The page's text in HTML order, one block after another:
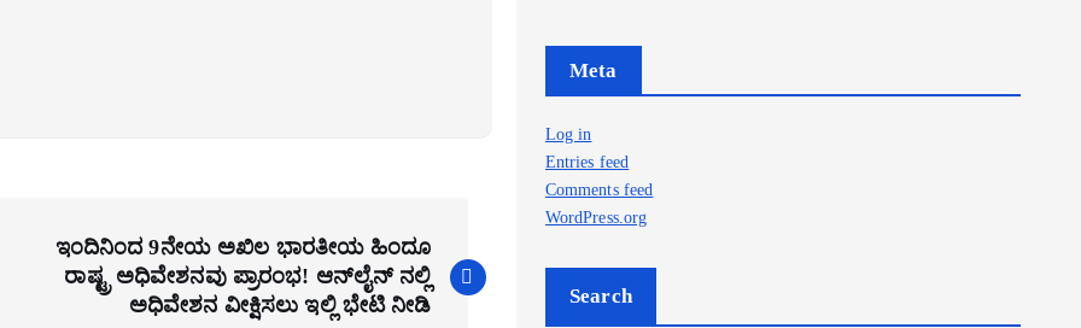
ಇಂದಿನಿಂದ 9ನೇಯ ಅಖಿಲ ಭಾರತೀಯ ಹಿಂದೂ
ರಾಷ್ಟ್ರ ಅಧಿವೇಶನವು ಪ್ರಾರಂಭ! ಆನ್‌ಲೈನ್ ನಲ್ಲಿ
ಅಧಿವೇಶನ ವೀಕ್ಷಿಸಲು ಇಲ್ಲಿ ಭೇಟಿ ನೀಡಿ
Meta
Log in
Entries feed
Comments feed
WordPress.org
Search